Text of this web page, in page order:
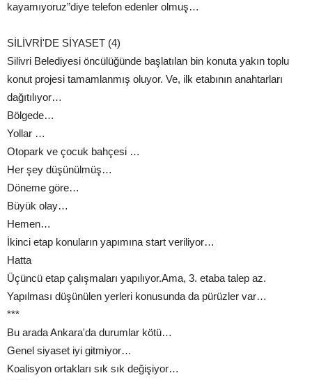
kayamıyoruz”diye telefon edenler olmuş…
SİLİVRİ'DE SİYASET (4)
Silivri Belediyesi öncülüğünde başlatılan bin konuta yakın toplu
konut projesi tamamlanmış oluyor. Ve, ilk etabının anahtarları
dağıtılıyor…
Bölgede…
Yollar …
Otopark ve çocuk bahçesi …
Her şey düşünülmüş…
Döneme göre…
Büyük olay…
Hemen…
İkinci etap konuların yapımına start veriliyor…
Hatta
Üçüncü etap çalışmaları yapılıyor.Ama, 3. etaba talep az.
Yapılması düşünülen yerleri konusunda da pürüzler var…
***
Bu arada Ankara'da durumlar kötü…
Genel siyaset iyi gitmiyor…
Koalisyon ortakları sık sık değişiyor…